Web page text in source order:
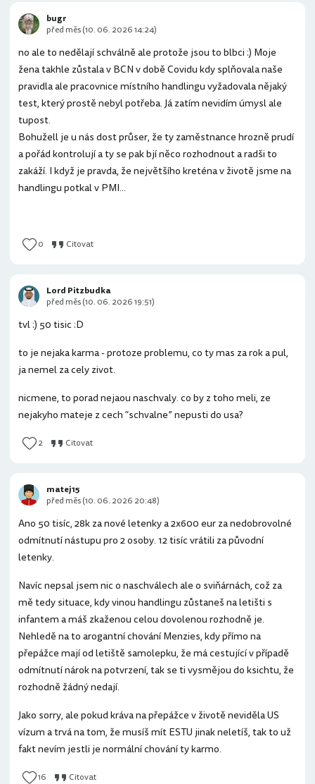
no ale to nedělají schválně ale protože jsou to blbci :) Moje
žena takhle zůstala v BCN v době Covidu kdy splňovala naše
pravidla ale pracovnice místního handlingu vyžadovala nějaký
test, který prostě nebyl potřeba. Já zatím nevidím úmysl ale
tupost.
Bohužell je u nás dost průser, že ty zaměstnance hrozně prudí
a pořád kontrolují a ty se pak bjí něco rozhodnout a radši to
zakáží. I když je pravda, že největšího kreténa v životě jsme na
handlingu potkal v PMI...
0 Citovat
bugr
před měs (10. 06. 2026 14:24)
tvl :) 50 tisic :D
to je nejaka karma - protoze problemu, co ty mas za rok a pul,
ja nemel za cely zivot.
nicmene, to porad nejaou naschvaly. co by z toho meli, ze
nejakyho mateje z cech “schvalne” nepusti do usa?
2 Citovat
Lord Pitzbudka
před měs (10. 06. 2026 19:51)
Ano 50 tisíc, 28k za nové letenky a 2x600 eur za nedobrovolné
odmítnutí nástupu pro 2 osoby. 12 tisíc vrátili za původní
letenky.
Navíc nepsal jsem nic o naschválech ale o sviňárnách, což za
mě tedy situace, kdy vinou handlingu zůstaneš na letišti s
infantem a máš zkaženou celou dovolenou rozhodně je.
Nehledě na to arogantní chování Menzies, kdy přímo na
přepážce mají od letiště samolepku, že má cestující v případě
odmítnutí nárok na potvrzení, tak se ti vysmějou do ksichtu, že
rozhodně žádný nedají.
Jako sorry, ale pokud kráva na přepážce v životě neviděla US
vízum a trvá na tom, že musíš mít ESTU jinak neletíš, tak to už
fakt nevím jestli je normální chování ty karmo.
16 Citovat
matej15
před měs (10. 06. 2026 20:48)